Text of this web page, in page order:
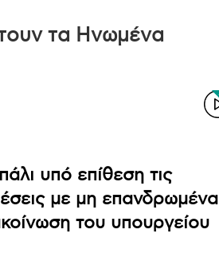
τα Ηνωμένα
υπό επίθεση τις
με μη επανδρωμένα
του υπουργείου